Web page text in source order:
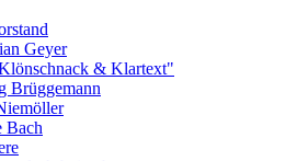
Geyer
& Klartext"
Brüggemann
Bach